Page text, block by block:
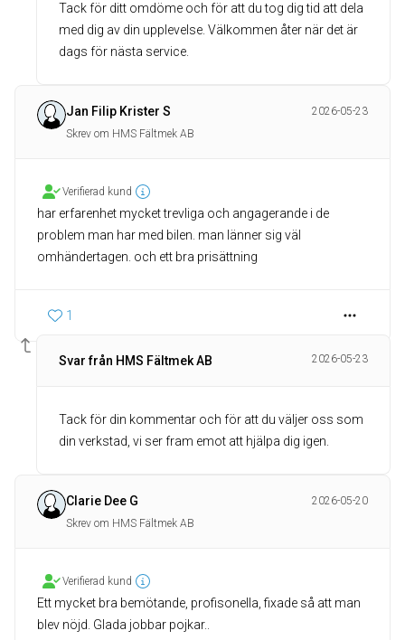
Tack för ditt omdöme och för att du tog dig tid att dela
med dig av din upplevelse. Välkommen åter när det är
dags för nästa service.
Jan Filip Krister S
2026-05-23
Skrev om HMS Fältmek AB
Verifierad kund
har erfarenhet mycket trevliga och angagerande i de
problem man har med bilen. man länner sig väl
1
Svar från HMS Fältmek AB 2026-05-23
Tack för din kommentar och för att du väljer oss som
din verkstad, vi ser fram emot att hjälpa dig igen.
Clarie Dee G
2026-05-20
Skrev om HMS Fältmek AB
Verifierad kund
Ett mycket bra bemötande, profisonella, fixade så att man
blev nöjd. Glada jobbar pojkar..